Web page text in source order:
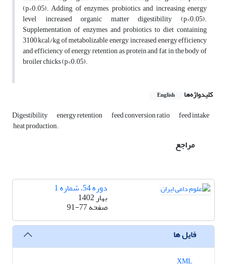
(p<0.05). Adding of enzymes, probiotics and increasing energy
level increased organic matter digestibility (p<0.05).
Supplementation of enzymes and probiotics to diet containing
3100 kcal/kg of metabolizable energy, increased energy efficiency
and efficiency of energy retention as protein and fat in the body of
broiler chicks (p<0.05).
کلیدواژه‌ها English
Digestibility ‎energy retention ‎feed conversion ratio ‎feed intake
‎ heat production.‎
مراجع
دوره 54، شماره 1
بهار 1402
صفحه91-77
فایل ها